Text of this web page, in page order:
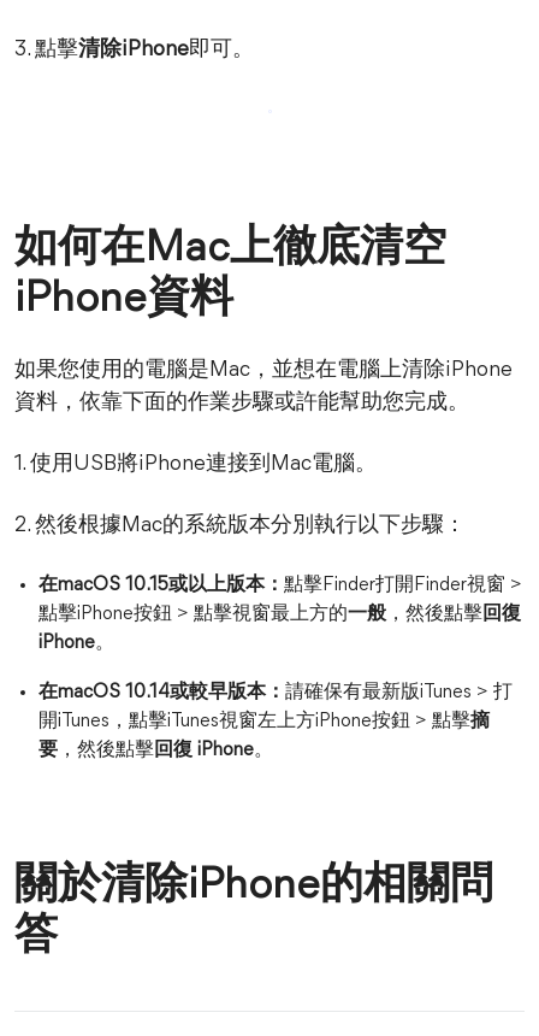
3. 點擊清除iPhone即可。
如何在Mac上徹底清空
iPhone資料
如果您使用的電腦是Mac，並想在電腦上清除iPhone
資料，依靠下面的作業步驟或許能幫助您完成。
1. 使用USB將iPhone連接到Mac電腦。
2. 然後根據Mac的系統版本分別執行以下步驟：
在macOS 10.15或以上版本： 點擊Finder打開Finder視窗 >
點擊iPhone按鈕 > 點擊視窗最上方的一般 ，然後點擊回復
iPhone。
在macOS 10.14或較早版本： 請確保有最新版iTunes > 打
開iTunes，點擊iTunes視窗左上方iPhone按鈕 > 點擊摘
要 ，然後點擊回復 iPhone。
關於清除iPhone的相關問
答